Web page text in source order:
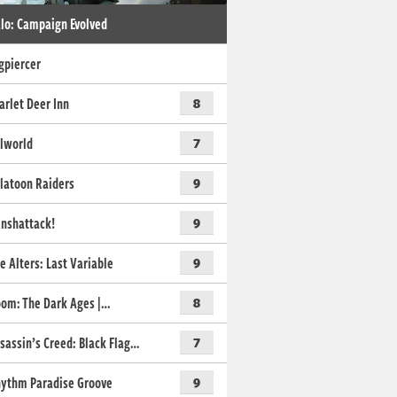
Campaign Evolved
Deer Inn
8
7
Raiders 9
9
Alters: Last Variable 9
The Dark Ages |… 8
Creed: Black Flag… 7
Paradise Groove 9